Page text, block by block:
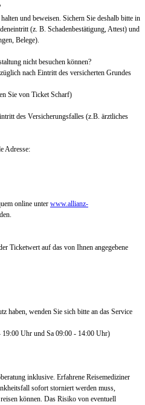
und beweisen. Sichern Sie deshalb bitte in
(z. B. Schadenbestätigung, Attest) und
Belege).
nicht besuchen können?
nach Eintritt des versicherten Grundes
Sie von Ticket Scharf)
des Versicherungsfalles (z.B. ärztliches
Adresse:
online unter www.allianz-
Ticketwert auf das von Ihnen angegebene
haben, wenden Sie sich bitte an das Service
Uhr und Sa 09:00 - 14:00 Uhr)
inklusive. Erfahrene Reisemediziner
sofort storniert werden muss,
können. Das Risiko von eventuell